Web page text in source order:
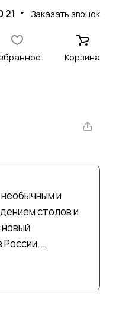
21 Заказать звонок
Корзина
и
столов и
России.